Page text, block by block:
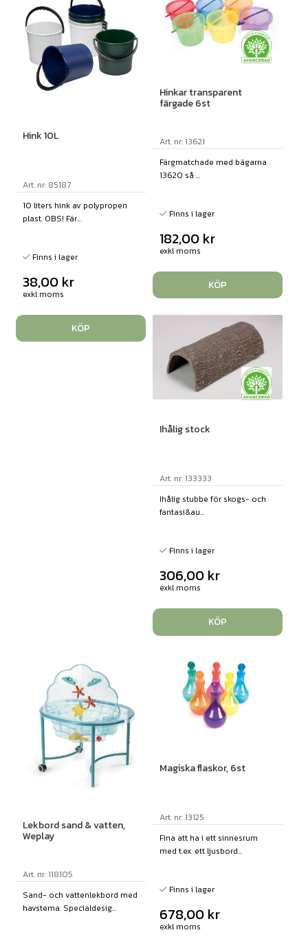
Hink 10L
Art. nr: 85187
10 liters hink av polypropen
plast. OBS! Fär...
Finns i lager
38,00 kr
exkl moms
KÖP
Hinkar transparent
färgade 6st
Art. nr: 13621
Färgmatchade med bägarna
13620 så ...
Finns i lager
182,00 kr
exkl moms
KÖP
Ihålig stock
Art. nr: 133333
Ihålig stubbe för skogs- och
fantasi&au...
Finns i lager
306,00 kr
exkl moms
KÖP
Lekbord sand & vatten,
Weplay
Art. nr: 118105
Sand- och vattenlekbord med
havstema. Specialdesig...
Magiska flaskor, 6st
Art. nr: 13125
Fina att ha i ett sinnesrum
med t.ex. ett ljusbord...
Finns i lager
678,00 kr
exkl moms